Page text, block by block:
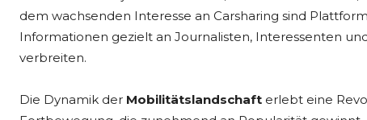
dem wachsenden Interesse an Carsharing sind
Informationen gezielt an Journalisten, Interessenten
verbreiten.
Die Dynamik der Mobilitätslandschaft erlebt eine